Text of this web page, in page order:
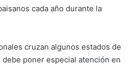
cada año durante la
cruzan algunos estados de
poner especial atención en